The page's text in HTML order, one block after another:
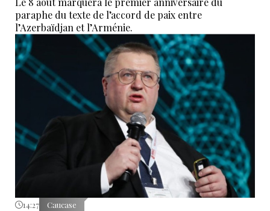
paraphe du texte de l’accord de paix entre
l’Azerbaïdjan et l’Arménie.
14:27 Caucase